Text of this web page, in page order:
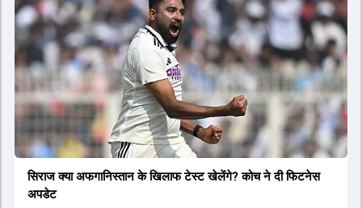
सिराज क्या अफगान‍िस्तान के ख‍िलाफ टेस्ट खेलेंगे? कोच ने दी फिटनेस
अपडेट